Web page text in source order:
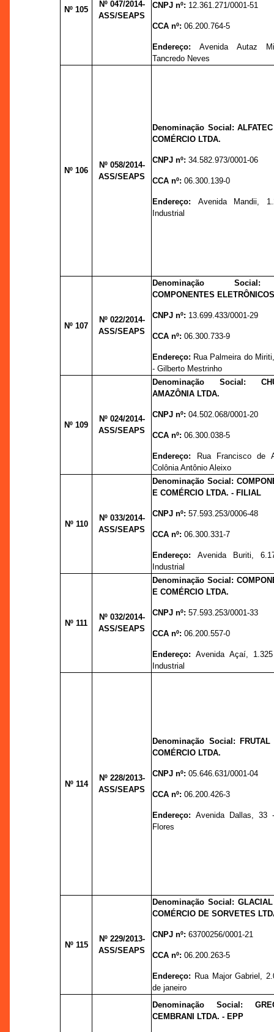
Nº 105
Nº 047/2014-
ASS/SEAPS
CNPJ nº: 12.361.271/0001-51
CCA nº:06.200.764-5
Endereço:Avenida Autaz
Tancredo Neves
Nº 106
Nº 058/2014-
ASS/SEAPS
Denominação Social:
COMÉRCIO LTDA.
CNPJ nº:34.582.973/0001-06
CCA nº:06.300.139-0
Endereço: Avenida Mandii,
Industrial
Nº 107
Nº 022/2014-
ASS/SEAPS
Denominação Social:
COMPONENTES
CNPJ nº: 13.699.433/0001-29
CCA nº:06.300.733-9
Endereço: Rua Palmeira do
- Gilberto Mestrinho
Nº 109
Nº 024/2014-
ASS/SEAPS
Denominação Social:
AMAZÔNIA LTDA.
CNPJ nº:04.502.068/0001-20
CCA nº:06.300.038-5
Endereço:
Rua Francisco de
Colônia Antônio Aleixo
Nº 110
Nº 033/2014-
ASS/SEAPS
Denominação Social:
E COMÉRCIO LTDA. - FILIAL
CNPJ nº:57.593.253/0006-48
CCA nº:06.300.331-7
Endereço:Avenida Buriti,
Industrial
Nº 111
Nº 032/2014-
ASS/SEAPS
Denominação Social:
E COMÉRCIO LTDA.
CNPJ nº:57.593.253/0001-33
CCA nº:06.200.557-0
Endereço:Avenida Açaí,
Industrial
Nº 114
Nº 228/2013-
ASS/SEAPS
Denominação Social: FRUTAL
COMÉRCIO LTDA.
CNPJ nº:05.646.631/0001-04
CCA nº:06.200.426-3
Endereço:Avenida Dallas, 33
Flores
Nº 115
Nº 229/2013-
ASS/SEAPS
Denominação Social:
COMÉRCIO DE SORVETES
CNPJ nº:63700256/0001-21
CCA nº:06.200.263-5
Endereço: Rua Major Gabriel,
de janeiro
Denominação Social:
CEMBRANI LTDA. - EPP